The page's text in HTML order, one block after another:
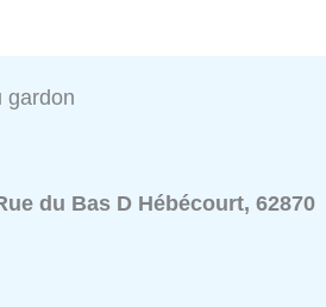
gardon
du Bas D Hébécourt, 62870